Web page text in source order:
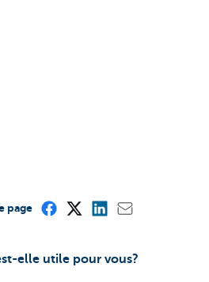
elle utile pour vous?
page